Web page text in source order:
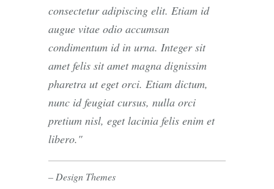
consectetur adipiscing elit. Etiam id
augue vitae odio accumsan
condimentum id in urna. Integer sit
amet felis sit amet magna dignissim
pharetra ut eget orci. Etiam dictum,
nunc id feugiat cursus, nulla orci
pretium nisl, eget lacinia felis enim et
libero.
– Design Themes